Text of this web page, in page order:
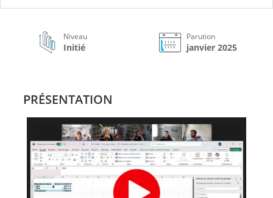
Niveau
Initié
Parution
janvier 2025
PRÉSENTATION